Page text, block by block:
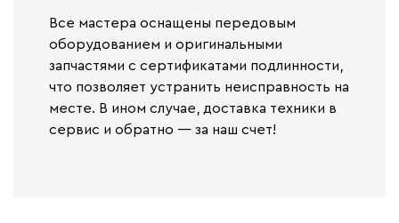
Все мастера оснащены передовым
оборудованием и оригинальными
запчастями с сертификатами подлинности,
что позволяет устранить неисправность на
месте. В ином случае, доставка техники в
сервис и обратно — за наш счет!